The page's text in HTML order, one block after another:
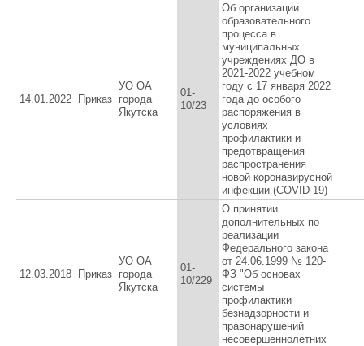
14.01.2022 Приказ
УО ОА
города
Якутска
01-
10/23
Об организации
образовательного
процесса в
муниципальных
учреждениях ДО в
2021-2022 учебном
году с 17 января 2022
года до особого
распоряжения в
условиях
профилактики и
предотвращения
распространения
новой коронавирусной
инфекции (CОVID-19)
12.03.2018 Приказ
УО ОА
города
Якутска
01-
10/229
О принятии
дополнительных по
реализации
Федерального закона
от 24.06.1999 № 120-
ФЗ "Об основах
системы
профилактики
безнадзорности и
правонарушений
несовершеннолетних